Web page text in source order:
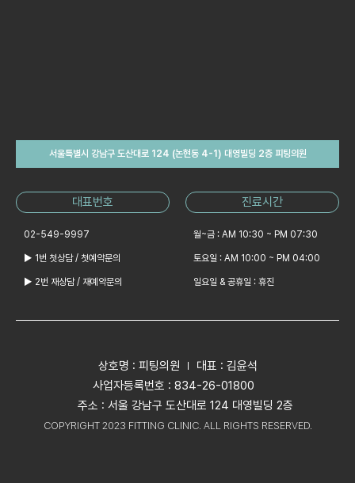
서울특별시 강남구 도산대로 124 (논현동 4-1) 대영빌딩 2층 피팅의원
대표번호
02-549-9997
▶ 1번 첫상담 / 첫예약문의
▶ 2번 재상담 / 재예약문의
진료시간
월~금 : AM 10:30 ~ PM 07:30
토요일 : AM 10:00 ~ PM 04:00
일요일 & 공휴일 : 휴진
상호명 : 피팅의원
대표 : 김윤석
사업자등록번호 : 834-26-01800
주소 : 서울 강남구 도산대로 124 대영빌딩 2층
COPYRIGHT 2023 FITTING CLINIC. ALL RIGHTS RESERVED.